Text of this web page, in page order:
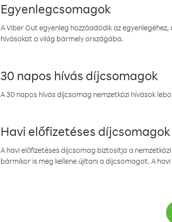
Egyenlegcsomagok
A Viber Out egyenleg hozzáadódik az
hívásokat a világ bármely országába.
30 napos hívás díjcsomagok
A 30 napos hívás díjcsomag nemzetközi hívások
Havi előfizetéses díjcsomagok
A havi előfizetéses díjcsomag biztosítja a
bármikor is meg kellene újítani a díjcsomagot. A